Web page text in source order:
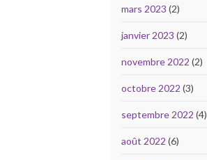
mars 2023 (2)
janvier 2023 (2)
novembre 2022 (2)
octobre 2022 (3)
septembre 2022 (4)
août 2022 (6)